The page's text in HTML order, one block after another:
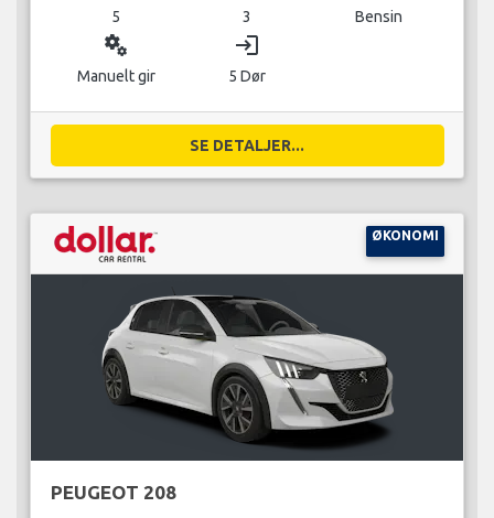
5 3 Bensin
miscellaneous_services
Manuelt gir
login
5 Dør
SE DETALJER...
ØKONOMI
PEUGEOT 208